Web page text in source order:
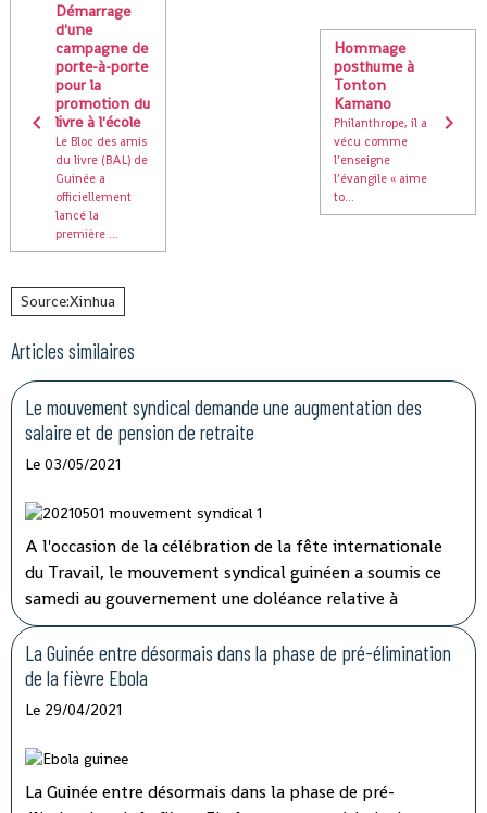
Démarrage
d'une
campagne de
porte-à-porte
pour la
promotion du
livre à l'école
Le Bloc des amis
du livre (BAL) de
Guinée a
officiellement
lancé la
première ...
Hommage
posthume à
Tonton
Kamano
Philanthrope, il a
vécu comme
l’enseigne
l’évangile « aime
to...
Source:Xinhua
Articles similaires
Le mouvement syndical demande une augmentation des
salaire et de pension de retraite
Le 03/05/2021
A l'occasion de la célébration de la fête internationale
du Travail, le mouvement syndical guinéen a soumis ce
samedi au gouvernement une doléance relative à
l'augmentation de salaire et de pension de retraite.
La Guinée entre désormais dans la phase de pré-élimination
de la fièvre Ebola
Le 29/04/2021
La Guinée entre désormais dans la phase de pré-